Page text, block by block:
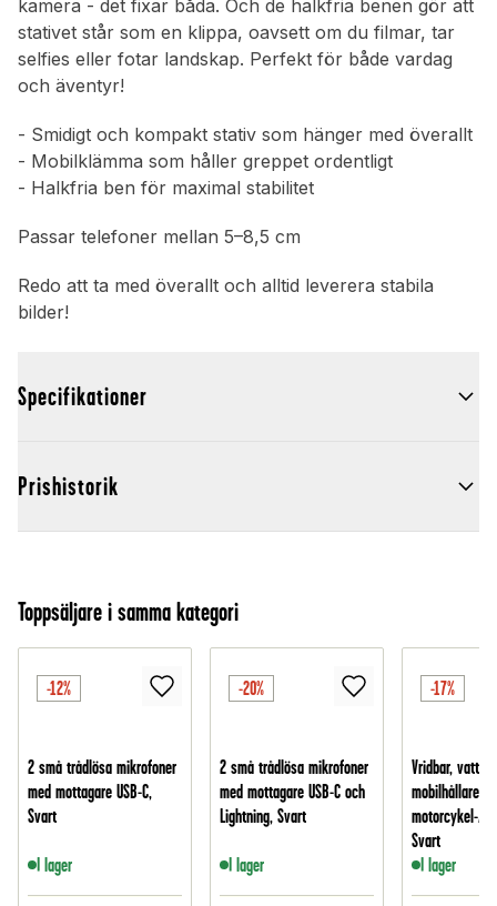
kamera - det fixar båda. Och de halkfria benen gör att
stativet står som en klippa, oavsett om du filmar, tar
selfies eller fotar landskap. Perfekt för både vardag
och äventyr!
- Smidigt och kompakt stativ som hänger med överallt
- Mobilklämma som håller greppet ordentligt
- Halkfria ben för maximal stabilitet
Passar telefoner mellan 5–8,5 cm
Redo att ta med överallt och alltid leverera stabila
bilder!
Specifikationer
Prishistorik
Toppsäljare i samma kategori
-12%
2 små trådlösa mikrofoner
med mottagare USB-C,
Svart
I lager
-20%
2 små trådlösa mikrofoner
med mottagare USB-C och
Lightning, Svart
I lager
-17%
Vridbar,
mobilhållare
motorcykel-/
Svart
I lager